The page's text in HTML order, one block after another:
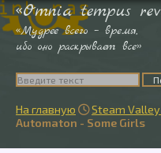
«Omnia tempus
«Мудрее всего – время,
ибо оно раскрывает все»
На главную  Steam Valley
Automaton - Some Girls